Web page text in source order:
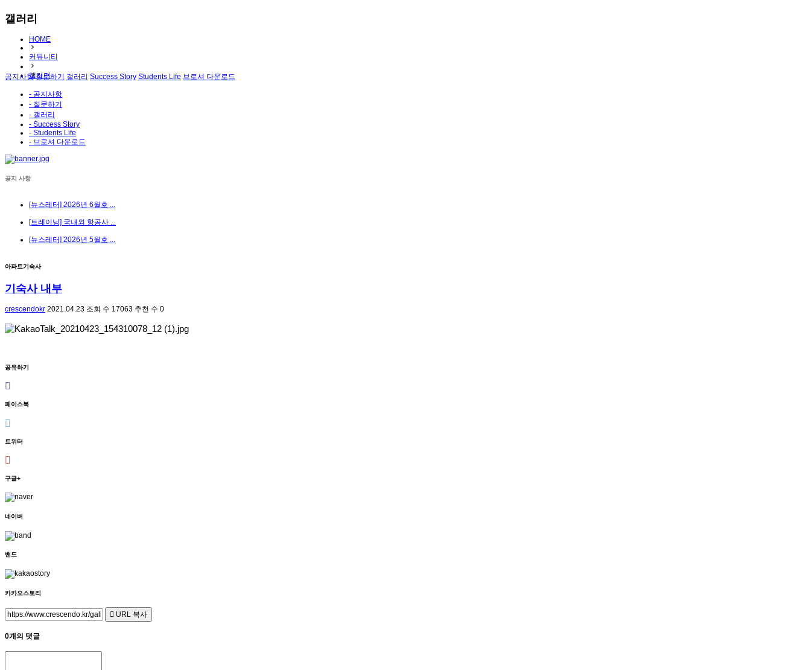
갤러리
HOME
커뮤니티
갤러리
공지사항 질문하기 갤러리 Success Story Students Life 브로셔 다운로드
- 공지사항
- 질문하기
- 갤러리
- Success Story
- Students Life
- 브로셔 다운로드
공지 사항
[뉴스레터] 2026년 6월호 ...
[트레이닝] 국내외 항공사 ...
[뉴스레터] 2026년 5월호 ...
아파트기숙사
기숙사 내부
crescendokr 2021.04.23 조회 수 17063 추천 수 0
공유하기
페이스북
트위터
구글+
네이버
밴드
카카오스토리
URL 복사
0개의 댓글